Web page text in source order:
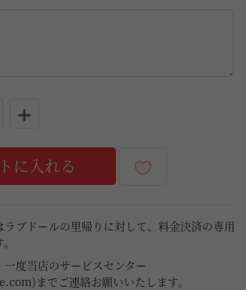
に入れる
ブドールの里帰りに対して、料金決済の専用
一度当店のサービスセンター
)までご連絡お願いいたします。